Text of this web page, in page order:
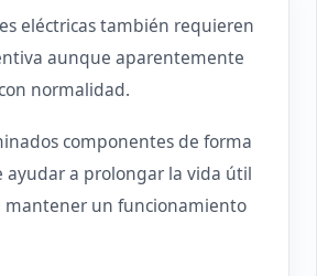
eléctricas también requieren
aunque aparentemente
normalidad.
componentes de forma
ayudar a prolongar la vida útil
mantener un funcionamiento